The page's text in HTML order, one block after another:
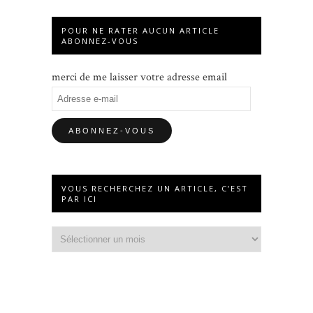
POUR NE RATER AUCUN ARTICLE
ABONNEZ-VOUS
merci de me laisser votre adresse email
Adresse
e-
mail
VOUS RECHERCHEZ UN ARTICLE, C’EST
PAR ICI
Vous